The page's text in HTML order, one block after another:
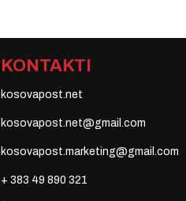
KONTAKTI
kosovapost.net
kosovapost.net@gmail.com
kosovapost.marketing@gmail.com
+ 383 49 890 321